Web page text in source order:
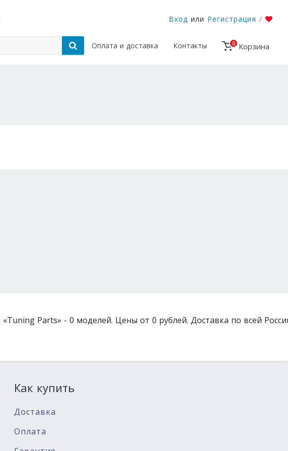
Вход или Регистрация /
Оплата и доставка Контакты 0 Корзина
Parts» - 0 моделей. Цены от 0 рублей. Доставка по всей
Как купить
Доставка
Оплата